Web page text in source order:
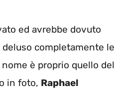
ed avrebbe dovuto
completamente le
è proprio quello del
in foto, Raphael